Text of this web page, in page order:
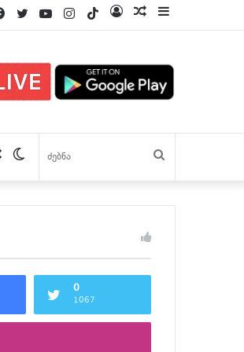
Sidebar
პოსტები
Log
TikTok
Instagram
YouTube
Twitter
Facebook
ძებნა
Switch
skin
პოსტები
0
1067